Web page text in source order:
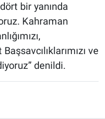
bir yanında
Kahraman
ve
denildi.